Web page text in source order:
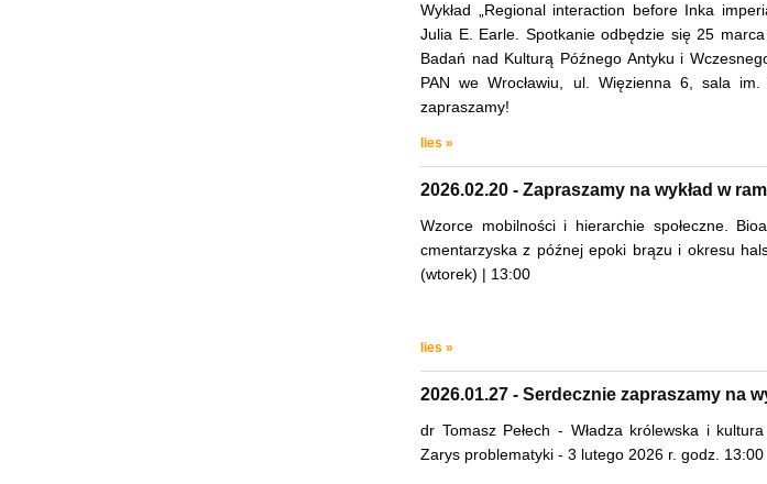
Wykład „Regional interaction before Inka
Julia E. Earle. Spotkanie odbędzie się 25
Badań nad Kulturą Późnego Antyku i
PAN we Wrocławiu, ul. Więzienna 6, sala
zapraszamy!
lies »
2026.02.20 - Zapraszamy na wykład w
Wzorce mobilności i hierarchie społeczne.
cmentarzyska z późnej epoki brązu i okresu
(wtorek) | 13:00
lies »
2026.01.27 - Serdecznie zapraszamy na
dr Tomasz Pełech - Władza królewska i
Zarys problematyki - 3 lutego 2026 r. godz. 13:00